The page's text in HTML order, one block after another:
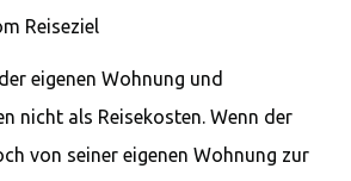
Reiseziel
eigenen Wohnung und
nicht als Reisekosten. Wenn der
von seiner eigenen Wohnung zur